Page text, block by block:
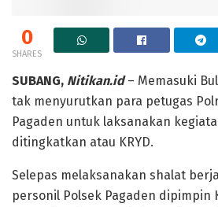
0
SHARES
SUBANG, Nitikan.id– Memasuki
tak menyurutkan para petugas
Pagaden untuk laksanakan
ditingkatkan atau KRYD.
Selepas melaksanakan shalat
personil Polsek Pagaden dipimpin